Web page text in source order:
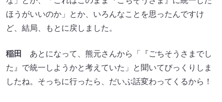
ほうがいいのか」とか、いろんなことを思ったんですけ
ど、結局、もとに戻しました。
稲田
あとになって、熊元さんから「『ごちそうさまでし
た』で統一しようかと考えていた」と聞いてびっくりしま
したね。そっちに行ったら、だいぶ話変わってくるから！